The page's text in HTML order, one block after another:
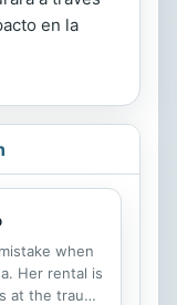
en la
when
Her rental is
at the trauma